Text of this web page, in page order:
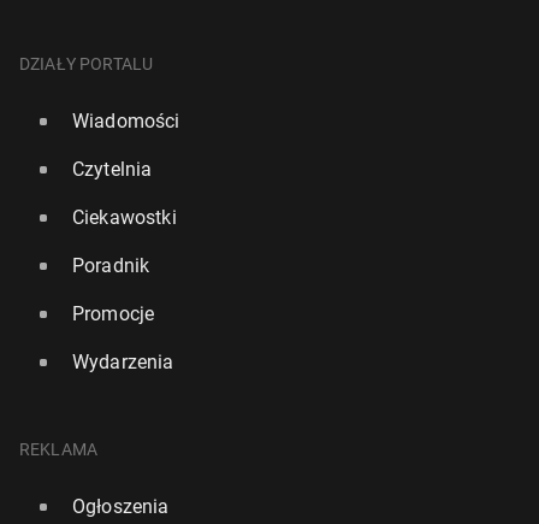
DZIAŁY PORTALU
Wiadomości
Czytelnia
Ciekawostki
Poradnik
Promocje
Wydarzenia
REKLAMA
Ogłoszenia